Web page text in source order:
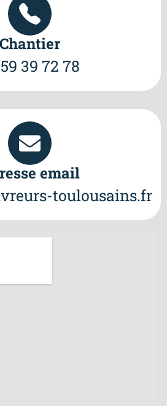
Chantier
39 72 78
email
toulousains.fr